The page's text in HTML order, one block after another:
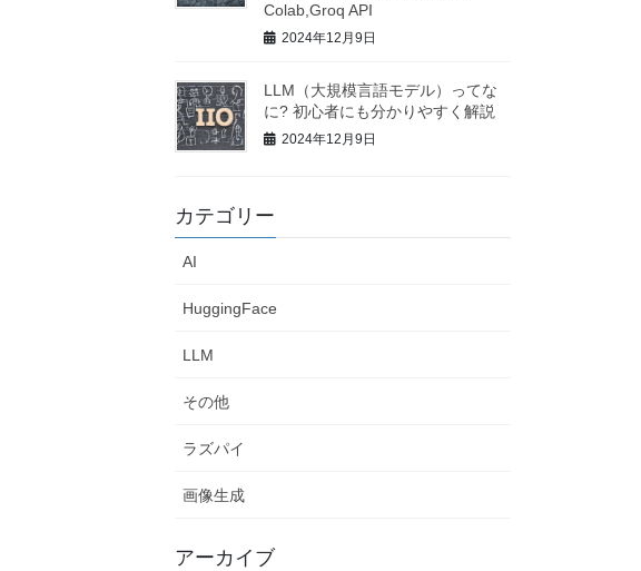
Colab,Groq API
2024年12月9日
LLM（大規模言語モデル）ってな
に? 初心者にも分かりやすく解説
2024年12月9日
カテゴリー
AI
HuggingFace
LLM
その他
ラズパイ
画像生成
アーカイブ